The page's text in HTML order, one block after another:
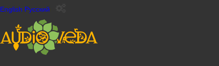
English Русский